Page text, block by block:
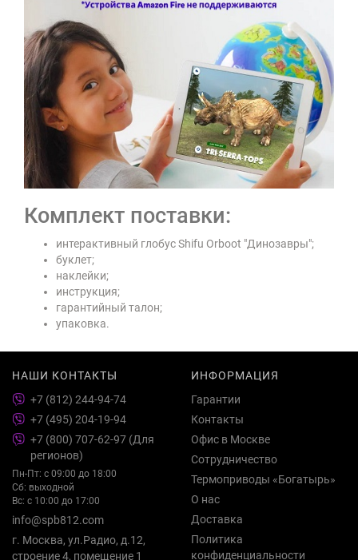
Комплект поставки:
интерактивный глобус Shifu Orboot "Динозавры";
буклет;
наклейки;
инструкция;
гарантийный талон;
упаковка.
НАШИ КОНТАКТЫ
+7 (812) 244-94-74
+7 (495) 204-19-94
+7 (800) 707-62-97 (Для
регионов)
Пн-Пт: с 09:00 до 18:00
Сб: выходной
Вс: с 10:00 до 17:00
info@spb812.com
г. Москва, ул.Радио, д.12,
строение 4, помещение 1
ИНФОРМАЦИЯ
Гарантии
Контакты
Офис в Москве
Сотрудничество
Термоприводы «Богатырь»
О нас
Доставка
Политика
конфиденциальности